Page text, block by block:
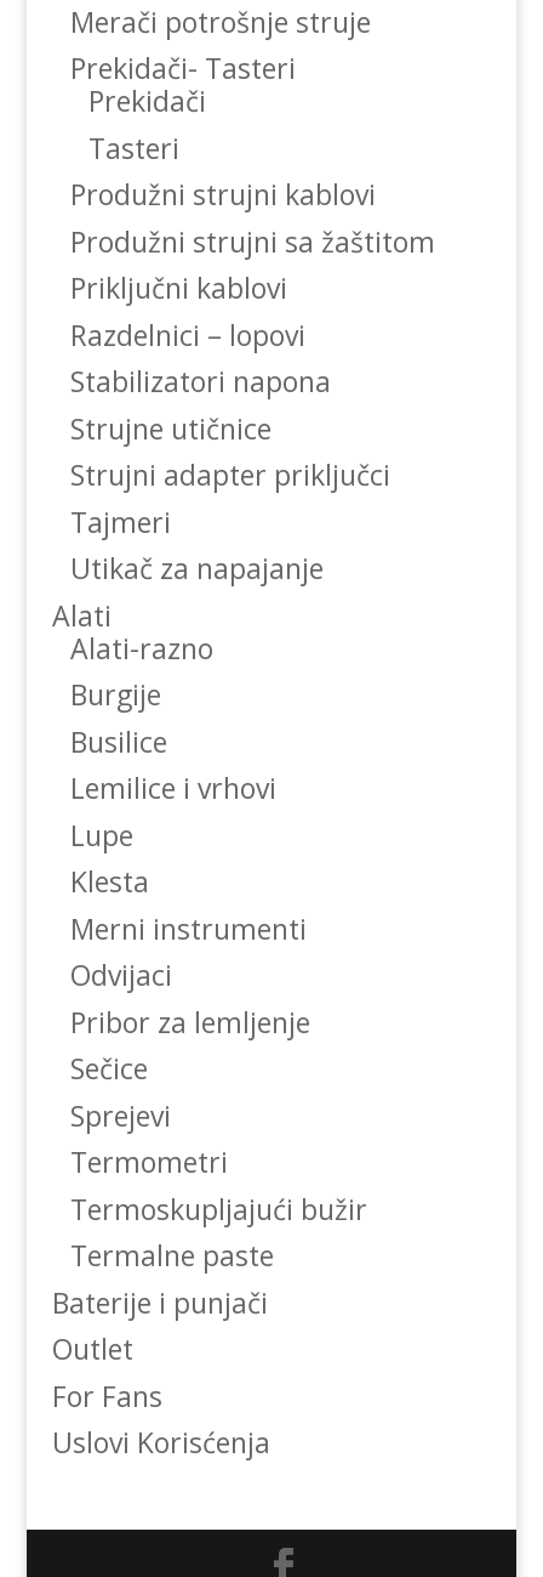
Merači potrošnje struje
Prekidači- Tasteri
Prekidači
Tasteri
Produžni strujni kablovi
Produžni strujni sa žaštitom
Priključni kablovi
Razdelnici – lopovi
Stabilizatori napona
Strujne utičnice
Strujni adapter priključci
Tajmeri
Utikač za napajanje
Alati
Alati-razno
Burgije
Busilice
Lemilice i vrhovi
Lupe
Klesta
Merni instrumenti
Odvijaci
Pribor za lemljenje
Sečice
Sprejevi
Termometri
Termoskupljajući bužir
Termalne paste
Baterije i punjači
Outlet
For Fans
Uslovi Korisćenja